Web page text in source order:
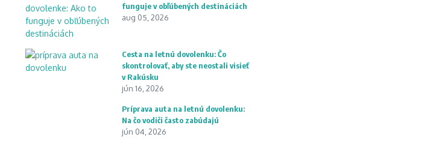
funguje v obľúbených destináciách
aug 05, 2026
Cesta na letnú dovolenku: Čo
skontrolovať, aby ste neostali visieť
v Rakúsku
jún 16, 2026
Príprava auta na letnú dovolenku:
Na čo vodiči často zabúdajú
jún 04, 2026